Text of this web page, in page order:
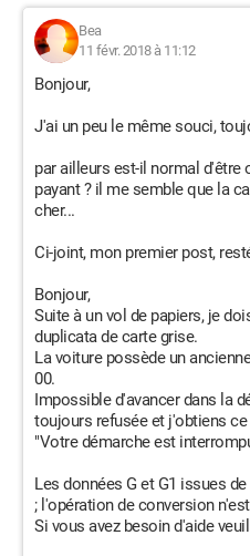
Bea
11 févr. 2018 à 11:12
Bonjour,
J'ai un peu le même souci,
par ailleurs est-il normal d'être
payant ? il me semble que la
cher...
Ci-joint, mon premier post,
Bonjour,
Suite à un vol de papiers, je
duplicata de carte grise.
La voiture possède un
00.
Impossible d'avancer dans la
toujours refusée et j'obtiens
"Votre démarche est
Les données G et G1 issues
; l'opération de conversion
Si vous avez besoin d'aide